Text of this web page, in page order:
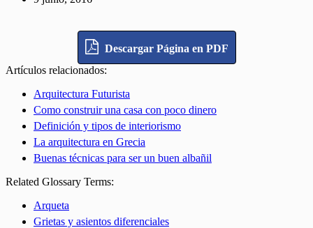
Descargar Página en PDF
Artículos relacionados:
Arquitectura Futurista
Como construir una casa con poco dinero
Definición y tipos de interiorismo
La arquitectura en Grecia
Buenas técnicas para ser un buen albañil
Related Glossary Terms:
Arqueta
Grietas y asientos diferenciales